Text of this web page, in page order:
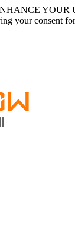
YOUR
your consent